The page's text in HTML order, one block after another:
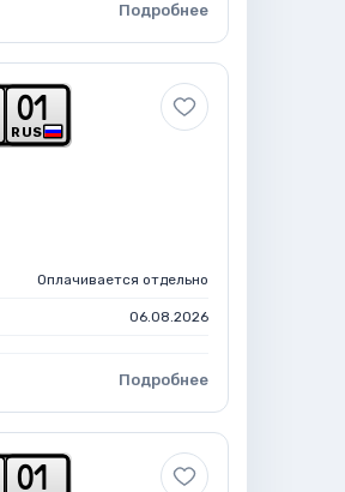
Подробнее
RUS
01
Оплачивается отдельно
06.08.2026
Подробнее
01